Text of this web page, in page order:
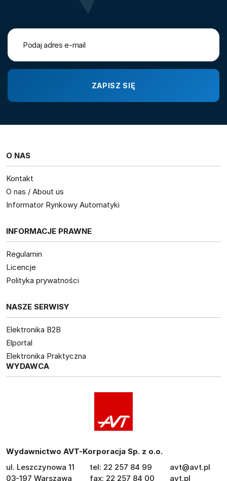
O NAS
Kontakt
O nas / About us
Informator Rynkowy Automatyki
INFORMACJE PRAWNE
Regulamin
Licencje
Polityka prywatności
NASZE SERWISY
Elektronika B2B
Elportal
Elektronika Praktyczna
WYDAWCA
Wydawnictwo AVT-Korporacja Sp. z o.o.
ul. Leszczynowa 11
03-197 Warszawa
tel: 22 257 84 99
fax: 22 257 84 00
avt@avt.pl
avt.pl